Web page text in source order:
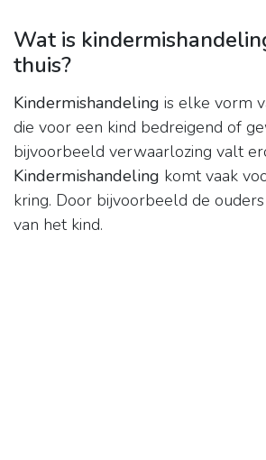
Wat is
thuis?
Kindermishandeling is elke vorm
die voor een kind bedreigend of
bijvoorbeeld verwaarlozing valt
Kindermishandeling komt vaak
kring. Door bijvoorbeeld de
van het kind.